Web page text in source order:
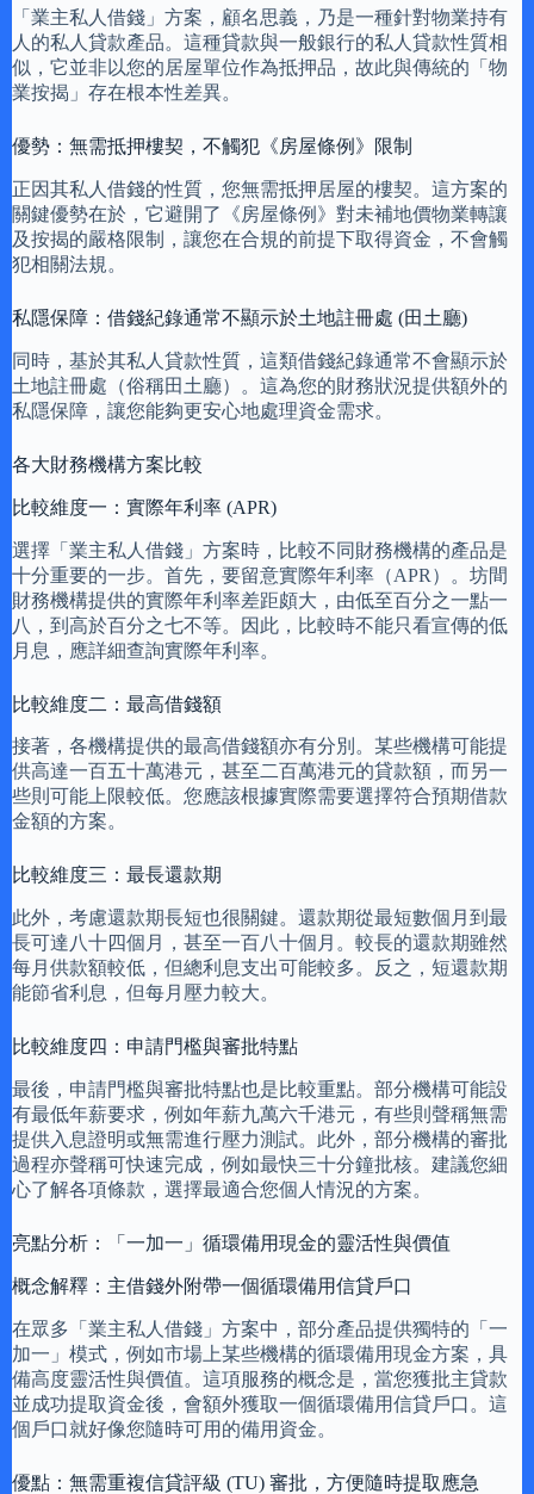
「業主私人借錢」方案，顧名思義，乃是一種針對物業持有
人的私人貸款產品。這種貸款與一般銀行的私人貸款性質相
似，它並非以您的居屋單位作為抵押品，故此與傳統的「物
業按揭」存在根本性差異。
優勢：無需抵押樓契，不觸犯《房屋條例》限制
正因其私人借錢的性質，您無需抵押居屋的樓契。這方案的
關鍵優勢在於，它避開了《房屋條例》對未補地價物業轉讓
及按揭的嚴格限制，讓您在合規的前提下取得資金，不會觸
犯相關法規。
私隱保障：借錢紀錄通常不顯示於土地註冊處 (田土廳)
同時，基於其私人貸款性質，這類借錢紀錄通常不會顯示於
土地註冊處（俗稱田土廳）。這為您的財務狀況提供額外的
私隱保障，讓您能夠更安心地處理資金需求。
各大財務機構方案比較
比較維度一：實際年利率 (APR)
選擇「業主私人借錢」方案時，比較不同財務機構的產品是
十分重要的一步。首先，要留意實際年利率（APR）。坊間
財務機構提供的實際年利率差距頗大，由低至百分之一點一
八，到高於百分之七不等。因此，比較時不能只看宣傳的低
月息，應詳細查詢實際年利率。
比較維度二：最高借錢額
接著，各機構提供的最高借錢額亦有分別。某些機構可能提
供高達一百五十萬港元，甚至二百萬港元的貸款額，而另一
些則可能上限較低。您應該根據實際需要選擇符合預期借款
金額的方案。
比較維度三：最長還款期
此外，考慮還款期長短也很關鍵。還款期從最短數個月到最
長可達八十四個月，甚至一百八十個月。較長的還款期雖然
每月供款額較低，但總利息支出可能較多。反之，短還款期
能節省利息，但每月壓力較大。
比較維度四：申請門檻與審批特點
最後，申請門檻與審批特點也是比較重點。部分機構可能設
有最低年薪要求，例如年薪九萬六千港元，有些則聲稱無需
提供入息證明或無需進行壓力測試。此外，部分機構的審批
過程亦聲稱可快速完成，例如最快三十分鐘批核。建議您細
心了解各項條款，選擇最適合您個人情況的方案。
亮點分析：「一加一」循環備用現金的靈活性與價值
概念解釋：主借錢外附帶一個循環備用信貸戶口
在眾多「業主私人借錢」方案中，部分產品提供獨特的「一
加一」模式，例如市場上某些機構的循環備用現金方案，具
備高度靈活性與價值。這項服務的概念是，當您獲批主貸款
並成功提取資金後，會額外獲取一個循環備用信貸戶口。這
個戶口就好像您隨時可用的備用資金。
優點：無需重複信貸評級 (TU) 審批，方便隨時提取應急